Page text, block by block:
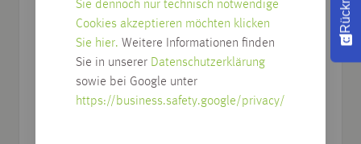
Sie dennoch nur technisch notwendige
Cookies akzeptieren möchten klicken
Sie hier. Weitere Informationen finden
Sie in unserer Datenschutzerklärung
sowie bei Google unter
https://business.safety.google/privacy/